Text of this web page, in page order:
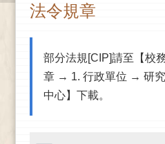
法令規章
部分法規[CIP]請至【校
章 → 1. 行政單位 → 研
中心】下載。